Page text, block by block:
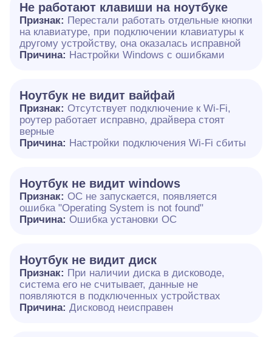
Не работают клавиши на ноутбуке
Признак: Перестали работать отдельные кнопки
на клавиатуре, при подключении клавиатуры к
другому устройству, она оказалась исправной
Причина: Настройки Windows с ошибками
Ноутбук не видит вайфай
Признак: Отсутствует подключение к Wi-Fi,
роутер работает исправно, драйвера стоят
верные
Причина: Настройки подключения Wi-Fi сбиты
Ноутбук не видит windows
Признак: ОС не запускается, появляется
ошибка "Operating System is not found"
Причина: Ошибка установки ОС
Ноутбук не видит диск
Признак: При наличии диска в дисководе,
система его не считывает, данные не
появляются в подключенных устройствах
Причина: Дисковод неисправен